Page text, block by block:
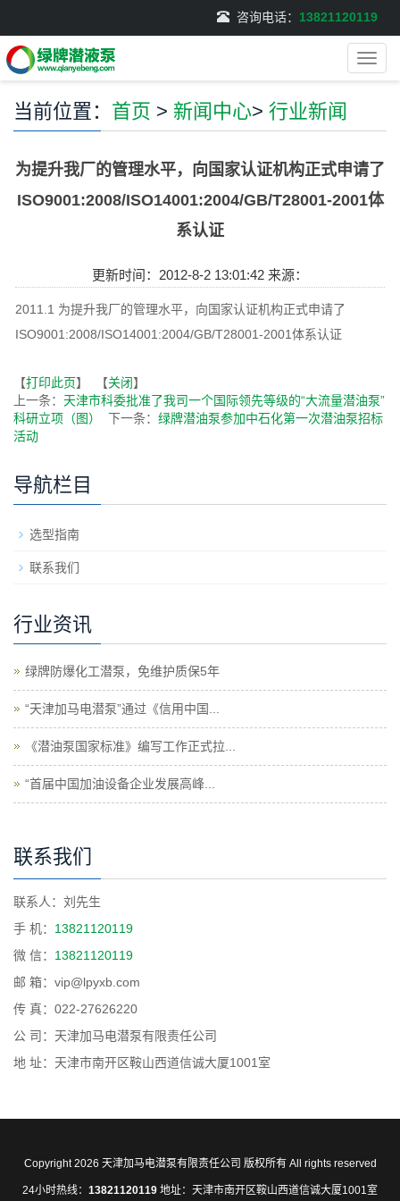
咨询电话： 13821120119
导
航
当前位置： 首页 > 新闻中心> 行业新闻
为提升我厂的管理水平，向国家认证机构正式申请了
ISO9001:2008/ISO14001:2004/GB/T28001-2001体
系认证
更新时间：2012-8-2 13:01:42 来源：
2011.1 为提升我厂的管理水平，向国家认证机构正式申请了
ISO9001:2008/ISO14001:2004/GB/T28001-2001体系认证
【打印此页】 【关闭】
上一条： 天津市科委批准了我司一个国际领先等级的“大流量潜油泵”
科研立项（图）
下一条： 绿牌潜油泵参加中石化第一次潜油泵招标
活动
导航栏目
选型指南
联系我们
行业资讯
绿牌防爆化工潜泵，免维护质保5年
“天津加马电潜泵”通过《信用中国...
《潜油泵国家标准》编写工作正式拉...
“首届中国加油设备企业发展高峰...
联系我们
联系人：刘先生
手 机： 13821120119
微 信： 13821120119
邮 箱：vip@lpyxb.com
传 真：022-27626220
公 司：天津加马电潜泵有限责任公司
地 址：天津市南开区鞍山西道信诚大厦1001室
Copyright 2026 天津加马电潜泵有限责任公司 版权所有 All rights reserved
24小时热线： 13821120119 地址：天津市南开区鞍山西道信诚大厦1001室